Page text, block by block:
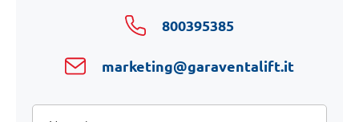
800395385
marketing@garaventalift.it
INome